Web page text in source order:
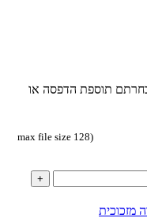
תוספת הדפסה או
(max file size 128
מזכוכית